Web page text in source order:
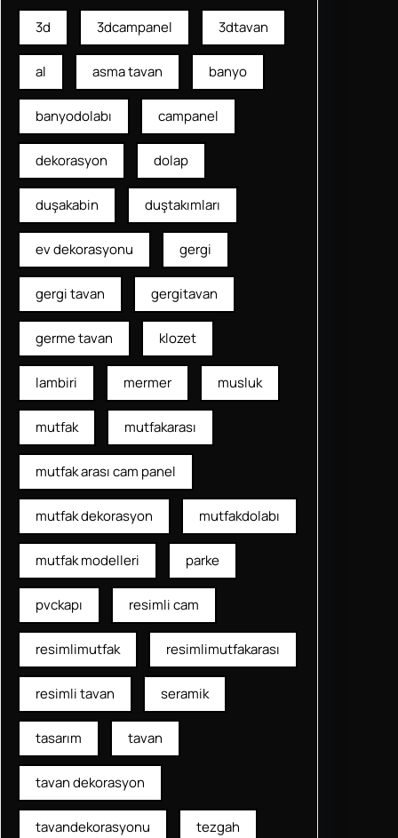
3d 3dcampanel 3dtavan
al asma tavan banyo
banyodolabı campanel
dekorasyon dolap
duşakabin duştakımları
ev dekorasyonu gergi
gergi tavan gergitavan
germe tavan klozet
lambiri mermer musluk
mutfak mutfakarası
mutfak arası cam panel
mutfak dekorasyon mutfakdolabı
mutfak modelleri parke
pvckapı resimli cam
resimlimutfak resimlimutfakarası
resimli tavan seramik
tasarım tavan
tavan dekorasyon
tavandekorasyonu tezgah